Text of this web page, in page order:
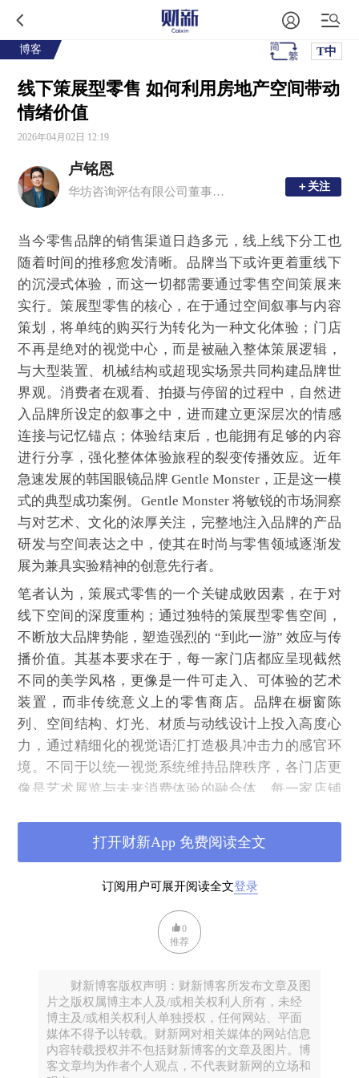
博客 T中
线下策展型零售 如何利用房地产空间带动
情绪价值
2026年04月02日 12:19
卢铭恩
华坊咨询评估有限公司董事总经理、注册中国房地产估价师、香港测量师学会产业测量师 ＋关注
＋关注
当今零售品牌的销售渠道日趋多元，线上线下分工也
随着时间的推移愈发清晰。品牌当下或许更着重线下
的沉浸式体验，而这一切都需要通过零售空间策展来
实行。策展型零售的核心，在于通过空间叙事与内容
策划，将单纯的购买行为转化为一种文化体验；门店
不再是绝对的视觉中心，而是被融入整体策展逻辑，
与大型装置、机械结构或超现实场景共同构建品牌世
界观。消费者在观看、拍摄与停留的过程中，自然进
入品牌所设定的叙事之中，进而建立更深层次的情感
连接与记忆锚点；体验结束后，也能拥有足够的内容
进行分享，强化整体体验旅程的裂变传播效应。近年
急速发展的韩国眼镜品牌 Gentle Monster，正是这一模
式的典型成功案例。Gentle Monster 将敏锐的市场洞察
与对艺术、文化的浓厚关注，完整地注入品牌的产品
研发与空间表达之中，使其在时尚与零售领域逐渐发
展为兼具实验精神的创意先行者。
笔者认为，策展式零售的一个关键成败因素，在于对
线下空间的深度重构；通过独特的策展型零售空间，
不断放大品牌势能，塑造强烈的 “到此一游” 效应与传
播价值。其基本要求在于，每一家门店都应呈现截然
不同的美学风格，更像是一件可走入、可体验的艺术
装置，而非传统意义上的零售商店。品牌在橱窗陈
列、空间结构、灯光、材质与动线设计上投入高度心
力，通过精细化的视觉语汇打造极具冲击力的感官环
境。不同于以统一视觉系统维持品牌秩序，各门店更
像是艺术展览与未来消费体验的融合体，每一家店铺
谈及最能体现策展型零售价值的空间形态，笔者认为
并非一般大型商场，而是独栋模式的房地产，例如东
京表参道、原宿一带的独栋楼房，不少零售品牌便会
牌，往往不满足于商场内标准化、可复制的零售铺
位，而会刻意选择位于城市街区、具备完整空间规模
Nowhere，以及东京的 Aoyama 门店。这类建筑赋予品
牌更高的空间改造自由度，得以从建筑立面、内部结
构到参观动线进行全面重塑。
2024 年开业的亚洲最大 Haus Nowhere，位于深圳万象
订阅用户可展开阅读全文登录
打开财新App 免费阅读全文
0
推荐
财新博客版权声明：财新博客所发布文章及图
片之版权属博主本人及/或相关权利人所有，未经
博主及/或相关权利人单独授权，任何网站、平面
媒体不得予以转载。财新网对相关媒体的网站信息
内容转载授权并不包括财新博客的文章及图片。博
客文章均为作者个人观点，不代表财新网的立场和